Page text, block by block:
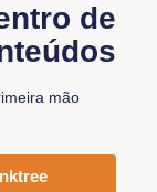
de
mão